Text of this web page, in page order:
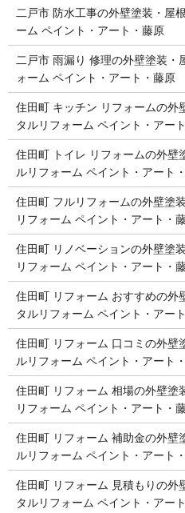
二戸市 防水工事の外壁塗装・屋
ーム ペイント・アート・藤原
二戸市 雨漏り 修理の外壁塗装・
ォーム ペイント・アート・藤原
住田町 キッチン リフォームの外
タルリフォーム ペイント・アー
住田町 トイレ リフォームの外壁
ルリフォーム ペイント・アート
住田町 フルリフォームの外壁塗
リフォーム ペイント・アート・
住田町 リノベーションの外壁塗
リフォーム ペイント・アート・
住田町 リフォーム おすすめの外
タルリフォーム ペイント・アー
住田町 リフォーム 口コミの外壁
ルリフォーム ペイント・アート
住田町 リフォーム 相場の外壁塗
リフォーム ペイント・アート・
住田町 リフォーム 補助金の外壁
ルリフォーム ペイント・アート
住田町 リフォーム 見積もりの外
タルリフォーム ペイント・アー